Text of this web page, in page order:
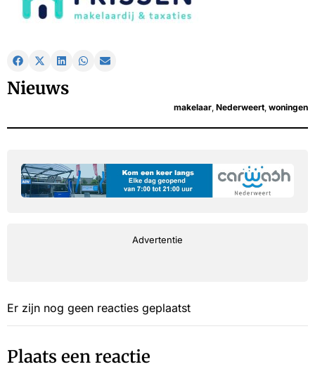
Nieuws
makelaar, Nederweert, woningen
Advertentie
Er zijn nog geen reacties geplaatst
Plaats een reactie